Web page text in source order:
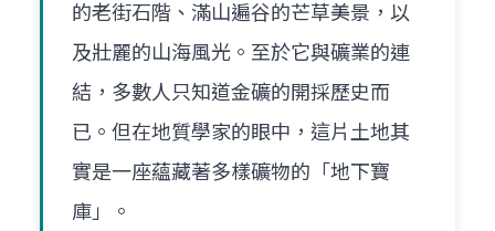
的老街石階、滿山遍谷的芒草美景，以
及壯麗的山海風光。至於它與礦業的連
結，多數人只知道金礦的開採歷史而
已。但在地質學家的眼中，這片土地其
實是一座蘊藏著多樣礦物的「地下寶
庫」。